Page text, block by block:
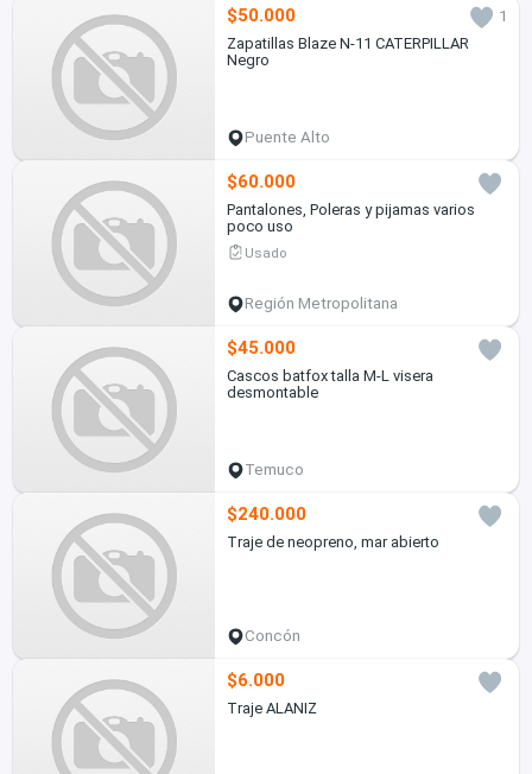
$50.000
1
Zapatillas Blaze N-11 CATERPILLAR
Negro
Puente Alto
$60.000
Pantalones, Poleras y pijamas varios
poco uso
Usado
Región Metropolitana
$45.000
Cascos batfox talla M-L visera
desmontable
Temuco
$240.000
Traje de neopreno, mar abierto
Concón
$6.000
Traje ALANIZ